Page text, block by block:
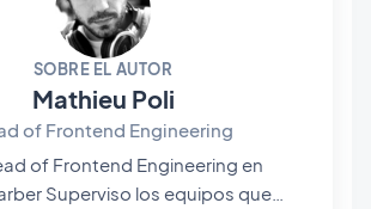
SOBRE EL AUTOR
Mathieu Poli
of Frontend Engineering
of Frontend Engineering en
equipos que